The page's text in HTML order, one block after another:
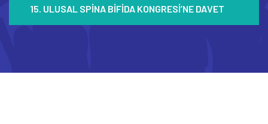
15. ULUSAL SPİNA BİFİDA KONGRESİ’NE DAVET